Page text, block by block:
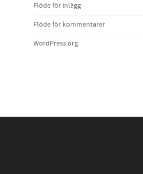
Flöde för inlägg
Flöde för kommentarer
WordPress.org